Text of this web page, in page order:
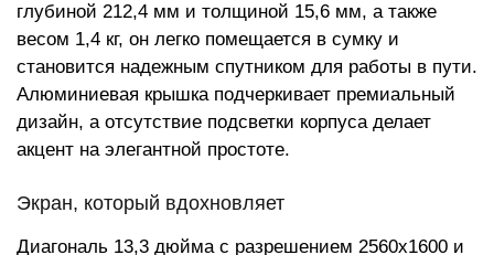
глубиной 212,4 мм и толщиной 15,6 мм, а также
весом 1,4 кг, он легко помещается в сумку и
становится надежным спутником для работы в пути.
Алюминиевая крышка подчеркивает премиальный
дизайн, а отсутствие подсветки корпуса делает
акцент на элегантной простоте.
Экран, который вдохновляет
Диагональ 13,3 дюйма с разрешением 2560x1600 и